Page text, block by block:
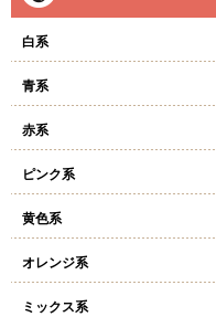
白系
青系
赤系
ピンク系
黄色系
オレンジ系
ミックス系